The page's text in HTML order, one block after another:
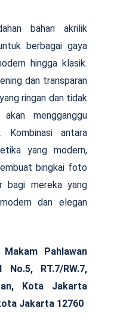
bahan akrilik
berbagai gaya
hingga klasik.
dan transparan
ringan dan tidak
mengganggu
Kombinasi antara
yang modern,
bingkai foto
bagi mereka yang
dan elegan
Pahlawan
RT.7/RW.7,
Kota Jakarta
Jakarta 12760